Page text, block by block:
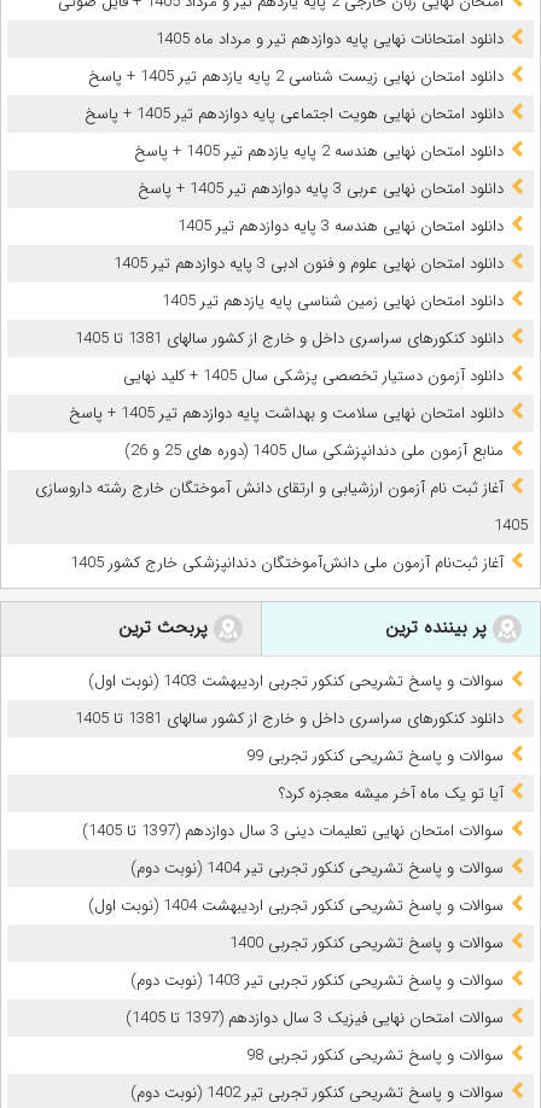
دانلود امتحانات نهایی پایه دوازدهم تیر و مرداد ماه 1405
دانلود امتحان نهایی زیست شناسی 2 پایه یازدهم تیر 1405 + پاسخ
دانلود امتحان نهایی هویت اجتماعی پایه دوازدهم تیر 1405 + پاسخ
دانلود امتحان نهایی هندسه 2 پایه یازدهم تیر 1405 + پاسخ
دانلود امتحان نهایی عربی 3 پایه دوازدهم تیر 1405 + پاسخ
دانلود امتحان نهایی هندسه 3 پایه دوازدهم تیر 1405
دانلود امتحان نهایی علوم و فنون ادبی 3 پایه دوازدهم تیر 1405
دانلود امتحان نهایی زمین شناسی پایه یازدهم تیر 1405
دانلود کنکورهای سراسری داخل و خارج از کشور سالهای 1381 تا 1405
دانلود آزمون دستیار تخصصی پزشکی سال 1405 + کلید نهایی
دانلود امتحان نهایی سلامت و بهداشت پایه دوازدهم تیر 1405 + پاسخ
ﻣﻨﺎﺑﻊ آزﻣﻮن ﻣﻠﯽ دندانپزشکی سال 1405 (دوره های 25 و 26)
آغاز ثبت نام آزمون‌ ارزشیابی و ارتقای دانش آموختگان خارج رشته داروسازی
1405
آغاز ثبت‌نام آزمون ملی دانش‌آموختگان دندانپزشکی خارج کشور 1405
پر بیننده ترین پربحث ترین
سوالات و پاسخ تشریحی کنکور تجربی اردیبهشت 1403 (نوبت اول)
دانلود کنکورهای سراسری داخل و خارج از کشور سالهای 1381 تا 1405
سوالات و پاسخ تشریحی کنکور تجربی 99
آیا تو یک ماه آخر میشه معجزه کرد؟
سوالات امتحان نهایی تعلیمات دینی 3 سال دوازدهم (1397 تا 1405)
سوالات و پاسخ تشریحی کنکور تجربی تیر 1404 (نوبت دوم)
سوالات و پاسخ تشریحی کنکور تجربی اردیبهشت 1404 (نوبت اول)
سوالات و پاسخ تشریحی کنکور تجربی 1400
سوالات و پاسخ تشریحی کنکور تجربی تیر 1403 (نوبت دوم)
سوالات امتحان نهایی فیزیک 3 سال دوازدهم (1397 تا 1405)
سوالات و پاسخ تشریحی کنکور تجربی 98
سوالات و پاسخ تشریحی کنکور تجربی تیر 1402 (نوبت دوم)